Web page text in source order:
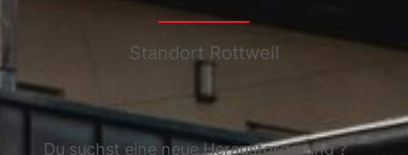
Standort Rottweil
Du suchst eine neue Herausforderung ?